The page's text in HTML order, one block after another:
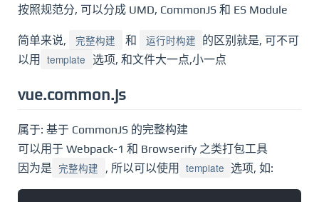
按照规范分, 可以分成 UMD, CommonJS 和 ES Module
简单来说, 完整构建 和 运行时构建 的区别就是, 可不可
以用
template 选项, 和文件大一点,小一点
vue.common.js
属于: 基于 CommonJS 的完整构建
可以用于 Webpack-1 和 Browserify 之类打包工具
因为是 完整构建 , 所以可以使用 template 选项, 如: